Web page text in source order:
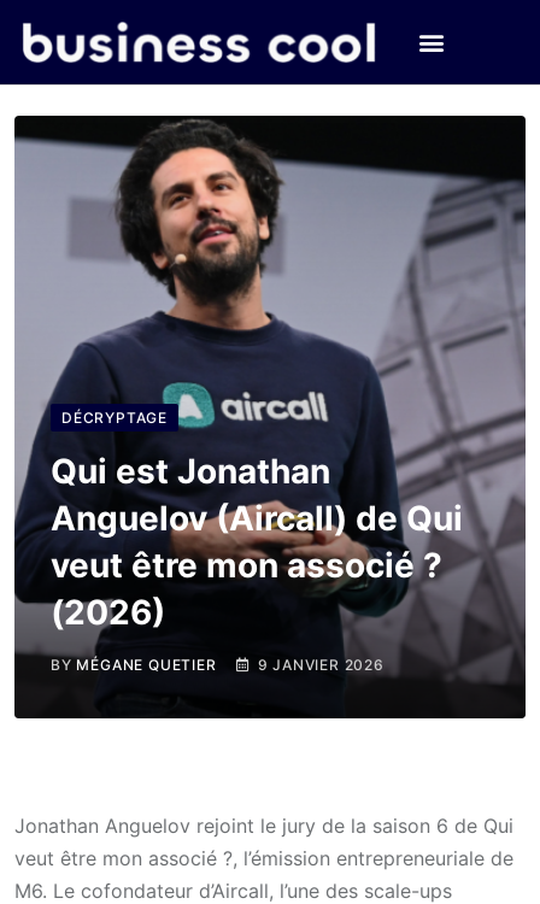
DÉCRYPTAGE
Qui est Jonathan
Anguelov (Aircall) de Qui
veut être mon associé ?
(2026)
BY MÉGANE QUETIER 9 JANVIER 2026
Jonathan Anguelov rejoint le jury de la saison 6 de Qui
veut être mon associé ?, l’émission entrepreneuriale de
M6. Le cofondateur d’Aircall, l’une des scale-ups